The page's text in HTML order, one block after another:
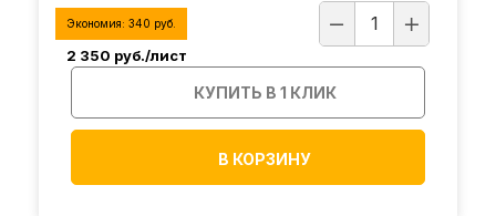
Экономия: 340 руб.
2 350 руб./лист
КУПИТЬ В 1 КЛИК
В КОРЗИНУ